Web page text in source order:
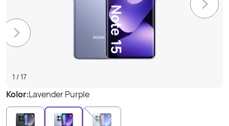
1 /17
Kolor:Lavender Purple